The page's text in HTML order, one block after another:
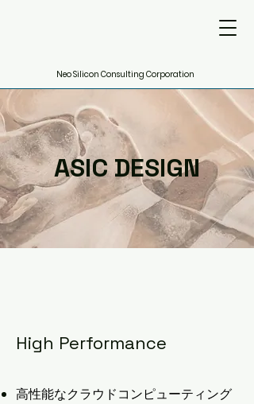
Neo Silicon Consulting Corporation
ASIC DESIGN
High Performance
高性能なクラウドコンピューティング